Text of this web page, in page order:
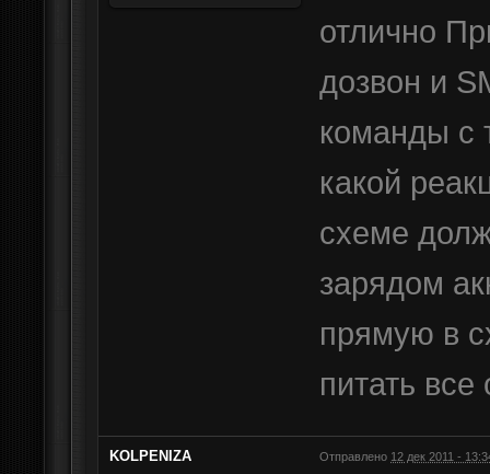
отлично
дозвон и
команды с
какой
схеме
зарядом
прямую в
питать
KOLPENIZA Отправлено 12 дек 2011 -